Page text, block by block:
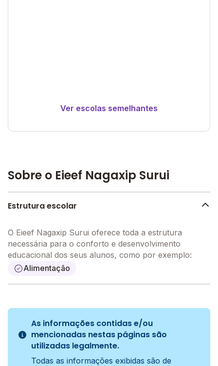
Ver escolas semelhantes
Sobre o Eieef Nagaxip Surui
Estrutura escolar
O Eieef Nagaxip Surui oferece toda a estrutura
necessária para o conforto e desenvolvimento
educacional dos seus alunos, como por exemplo:
Alimentação
As informações contidas e/ou
mencionadas nestas páginas são
utilizadas legalmente.
Todas as informações exibidas são de